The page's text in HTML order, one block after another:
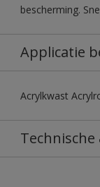
bescherming.
Applicatie
Acrylkwast